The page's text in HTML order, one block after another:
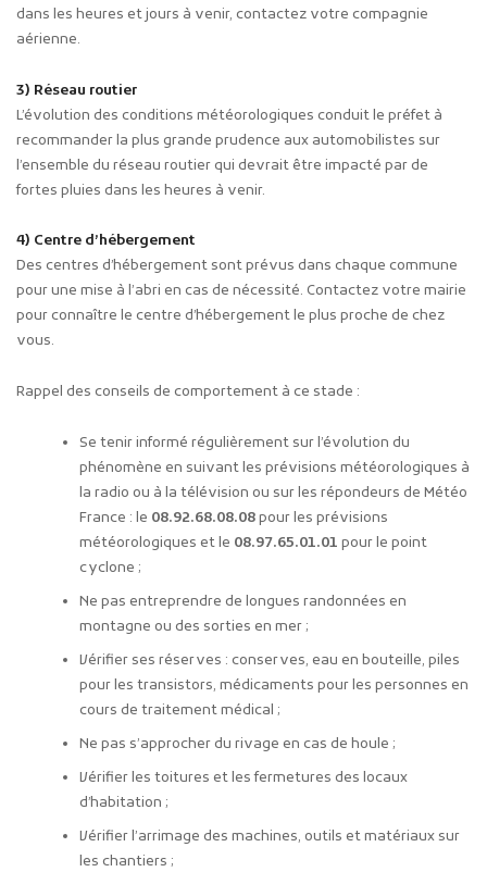
dans les heures et jours à venir, contactez votre compagnie
aérienne.
3) Réseau routier
L’évolution des conditions météorologiques conduit le préfet à
recommander la plus grande prudence aux automobilistes sur
l’ensemble du réseau routier qui devrait être impacté par de
fortes pluies dans les heures à venir.
4) Centre d’hébergement
Des centres d’hébergement sont prévus dans chaque commune
pour une mise à l’abri en cas de nécessité. Contactez votre mairie
pour connaître le centre d’hébergement le plus proche de chez
vous.
Rappel des conseils de comportement à ce stade :
Se tenir informé régulièrement sur l’évolution du
phénomène en suivant les prévisions météorologiques à
la radio ou à la télévision ou sur les répondeurs de Météo
France : le 08.92.68.08.08pour les prévisions
météorologiques et le 08.97.65.01.01 pour le point
cyclone ;
Ne pas entreprendre de longues randonnées en
montagne ou des sorties en mer ;
Vérifier ses réserves : conserves, eau en bouteille, piles
pour les transistors, médicaments pour les personnes en
cours de traitement médical ;
Ne pas s’approcher du rivage en cas de houle ;
Vérifier les toitures et les fermetures des locaux
d’habitation ;
Vérifier l’arrimage des machines, outils et matériaux sur
les chantiers ;